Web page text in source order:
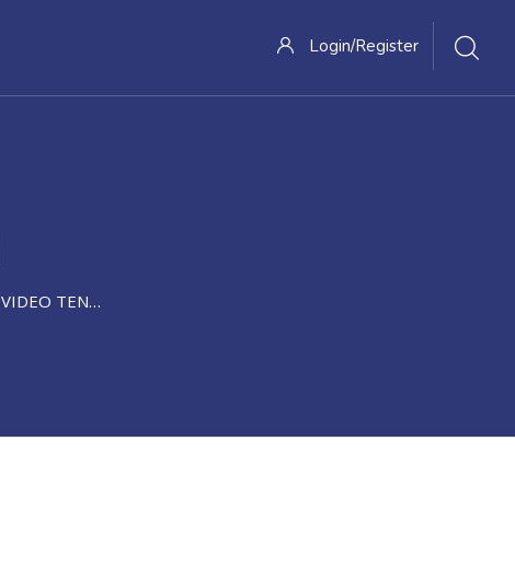
Login/Register
VIDEO TENTANG MANAJEMEN STRATEGI